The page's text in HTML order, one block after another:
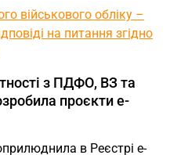
військового обліку –
на питання згідно
з ПДФО, ВЗ та
проєкти е-
в Реєстрі е-